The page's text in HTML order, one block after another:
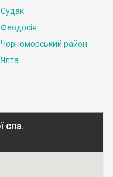
Судак
Феодосія
Чорноморський район
Ялта